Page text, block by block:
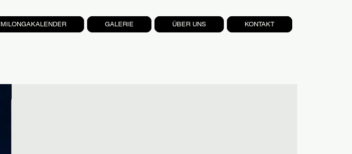
MILONGAKALENDER GALERIE ÜBER UNS KONTAKT